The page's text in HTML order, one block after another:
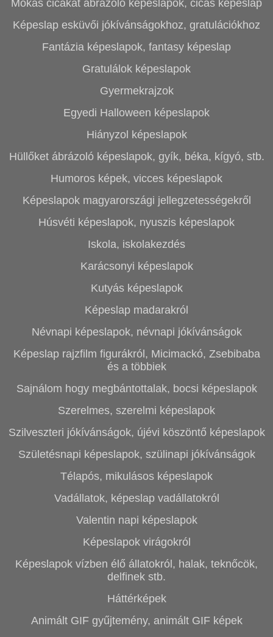
Mókás cicákat ábrázoló képeslapok, cicás képeslap
Képeslap esküvői jókívánságokhoz, gratulációkhoz
Fantázia képeslapok, fantasy képeslap
Gratulálok képeslapok
Gyermekrajzok
Egyedi Halloween képeslapok
Hiányzol képeslapok
Hüllőket ábrázoló képeslapok, gyík, béka, kígyó, stb.
Humoros képek, vicces képeslapok
Képeslapok magyarországi jellegzetességekről
Húsvéti képeslapok, nyuszis képeslapok
Iskola, iskolakezdés
Karácsonyi képeslapok
Kutyás képeslapok
Képeslap madarakról
Névnapi képeslapok, névnapi jókívánságok
Képeslap rajzfilm figurákról, Micimackó, Zsebibaba
és a többiek
Sajnálom hogy megbántottalak, bocsi képeslapok
Szerelmes, szerelmi képeslapok
Szilveszteri jókívánságok, újévi köszöntő képeslapok
Születésnapi képeslapok, szülinapi jókívánságok
Télapós, mikulásos képeslapok
Vadállatok, képeslap vadállatokról
Valentin napi képeslapok
Képeslapok virágokról
Képeslapok vízben élő állatokról, halak, teknőcök,
delfinek stb.
Háttérképek
Animált GIF gyűjtemény, animált GIF képek